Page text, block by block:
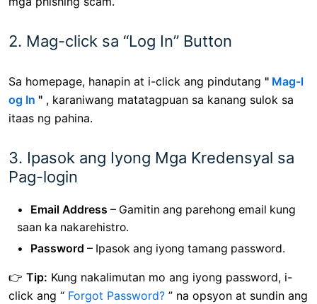
2. Mag-click sa “Log In” Button
Sa homepage, hanapin at i-click ang pindutang " Mag-l
og In " , karaniwang matatagpuan sa kanang sulok sa
itaas ng pahina.
3. Ipasok ang Iyong Mga Kredensyal sa
Pag-login
Email Address – Gamitin ang parehong email kung
saan ka nakarehistro.
Password – Ipasok ang iyong tamang password.
👉 Tip: Kung nakalimutan mo ang iyong password, i-
click ang “ Forgot Password? ” na opsyon at sundin ang